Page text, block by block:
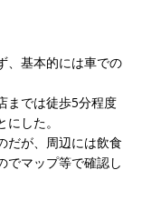
、基本的には車での
までは徒歩5分程度
した。
だが、周辺には飲食
でマップ等で確認し